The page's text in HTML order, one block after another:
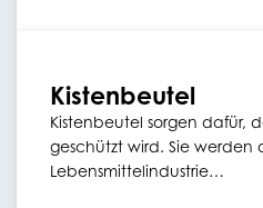
Kistenbeutel
Kistenbeutel sorgen dafür,
geschützt wird. Sie werden
Lebensmittelindustrie…